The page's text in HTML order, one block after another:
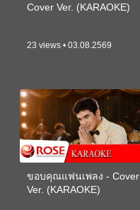
Cover Ver. (KARAOKE)
23 views • 03.08.2569
ขอบคุณแฟนเพลง - Cover
Ver. (KARAOKE)